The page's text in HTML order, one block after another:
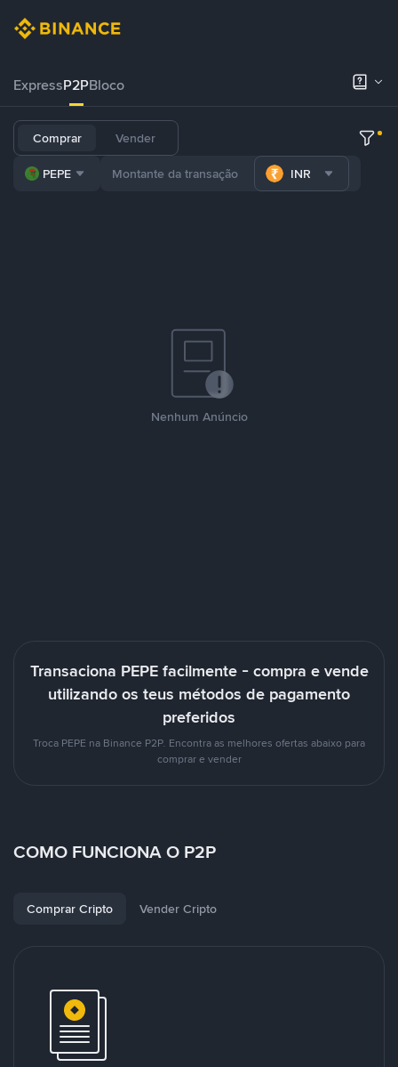
ExpressP2PBloco
Comprar Vender
PEPE INR
Nenhum Anúncio
Transaciona PEPE facilmente - compra e vende
utilizando os teus métodos de pagamento
preferidos
Troca PEPE na Binance P2P. Encontra as melhores ofertas abaixo para
comprar e vender
COMO FUNCIONA O P2P
Comprar Cripto Vender Cripto